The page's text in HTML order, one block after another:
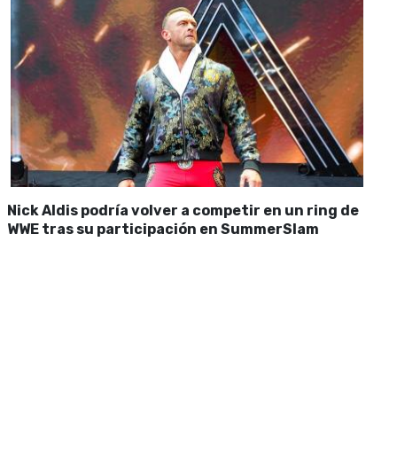
Nick Aldis podría volver a competir en un ring de
WWE tras su participación en SummerSlam